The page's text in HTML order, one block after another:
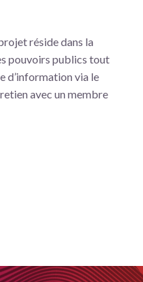
réside dans la
pouvoirs publics tout
d’information via le
avec un membre